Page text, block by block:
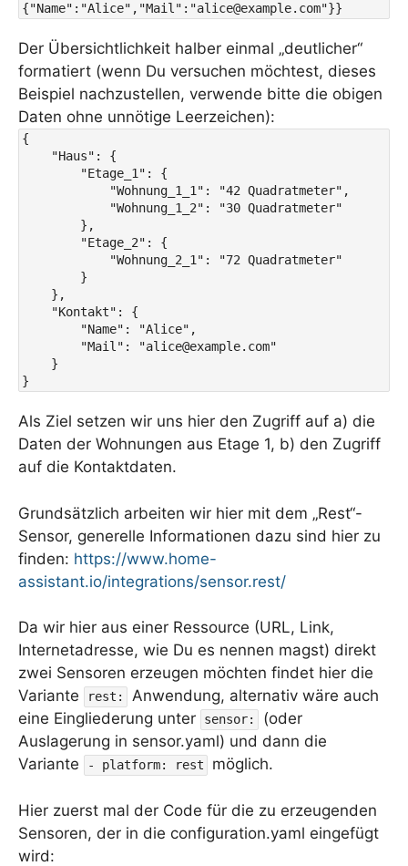
{"Name":"Alice","Mail":"alice@example.com"}}
Der Übersichtlichkeit halber einmal „deutlicher“
formatiert (wenn Du versuchen möchtest, dieses
Beispiel nachzustellen, verwende bitte die obigen
Daten ohne unnötige Leerzeichen):
{
Als Ziel setzen wir uns hier den Zugriff auf a) die
Daten der Wohnungen aus Etage 1, b) den Zugriff
auf die Kontaktdaten.
Grundsätzlich arbeiten wir hier mit dem „Rest“-
Sensor, generelle Informationen dazu sind hier zu
finden: https://www.home-
assistant.io/integrations/sensor.rest/
Da wir hier aus einer Ressource (URL, Link,
Internetadresse, wie Du es nennen magst) direkt
zwei Sensoren erzeugen möchten findet hier die
Variante
rest:
Anwendung, alternativ wäre auch
eine Eingliederung unter
sensor:
(oder
Auslagerung in sensor.yaml) und dann die
Variante
- platform: rest möglich.
Hier zuerst mal der Code für die zu erzeugenden
Sensoren, der in die configuration.yaml eingefügt
wird: